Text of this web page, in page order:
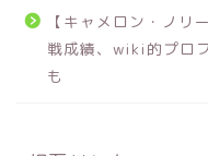
【キャメロン・ノリ
戦成績、wiki的プロ
も